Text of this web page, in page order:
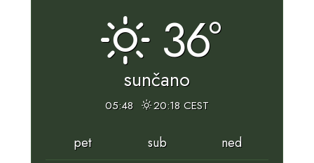
36°
sunčano
05:48 20:18 CEST
pet sub
ned